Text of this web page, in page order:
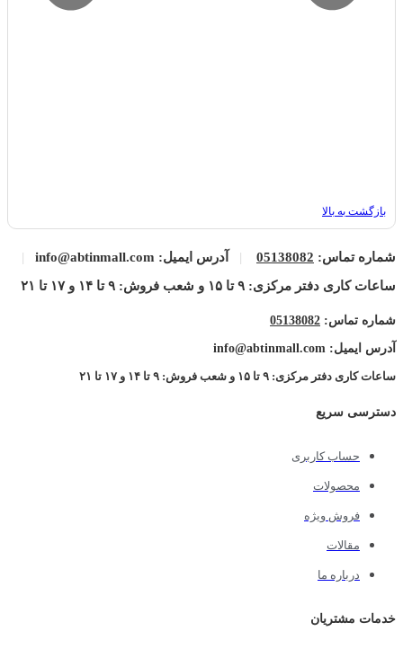
بازگشت به بالا
شماره تماس: 05138082
| آدرس ایمیل: info@abtinmall.com
|
ساعات کاری دفتر مرکزی: ۹ تا ۱۵ و شعب فروش: ۹ تا ۱۴ و ۱۷ تا ۲۱
شماره تماس: 05138082
آدرس ایمیل: info@abtinmall.com
ساعات کاری دفتر مرکزی: ۹ تا ۱۵ و شعب فروش: ۹ تا ۱۴ و ۱۷ تا ۲۱
دسترسی سریع
حساب کاربری
محصولات
فروش ویژه
مقالات
درباره ما
خدمات مشتریان